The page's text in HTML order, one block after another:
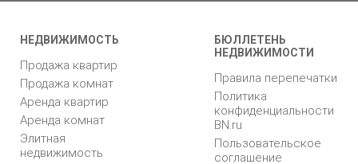
НЕДВИЖИМОСТЬ
Продажа квартир
Продажа комнат
Аренда квартир
Аренда комнат
Элитная
недвижимость
БЮЛЛЕТЕНЬ
НЕДВИЖИМОСТИ
Правила перепечатки
Политика
конфиденциальности
BN.ru
Пользовательское
соглашение